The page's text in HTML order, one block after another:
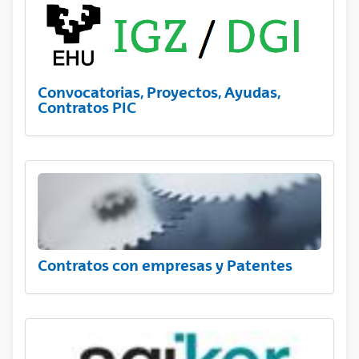
Convocatorias, Proyectos, Ayudas,
Contratos PIC
Contratos con empresas y Patentes